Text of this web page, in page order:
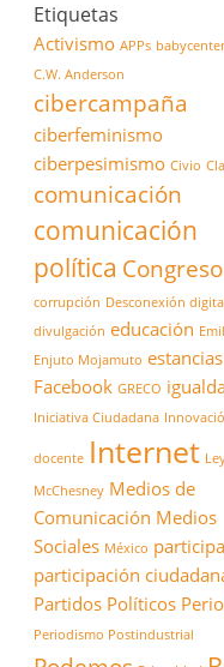
Etiquetas
Activismo APPs babycenter
C.W. Anderson
cibercampaña
ciberfeminismo
ciberpesimismo Civio
comunicación
comunicación
política Congreso
corrupción Desconexión
divulgación educación
Enjuto Mojamuto estancias
Facebook GRECO
Iniciativa Ciudadana
docente Internet
McChesney Medios de
Comunicación Medios
Sociales México
participación
Partidos Políticos
Periodismo Postindustrial